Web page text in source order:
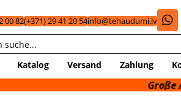
00 82(+371) 29 41 20 54info@tehaudumi.lv
Katalog Versand Zahlung
Große Auswahl